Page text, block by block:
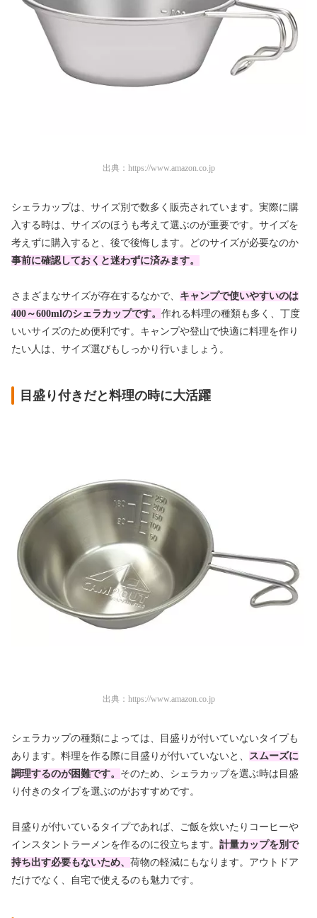
出典： https://www.amazon.co.jp
シェラカップは、サイズ別で数多く販売されています。実際に購
入する時は、サイズのほうも考えて選ぶのが重要です。サイズを
考えずに購入すると、後で後悔します。どのサイズが必要なのか
事前に確認しておくと迷わずに済みます。
さまざまなサイズが存在するなかで、 キャンプで使いやすいのは
400～600mlのシェラカップです。 作れる料理の種類も多く、丁度
いいサイズのため便利です。キャンプや登山で快適に料理を作り
たい人は、サイズ選びもしっかり行いましょう。
目盛り付きだと料理の時に大活躍
出典： https://www.amazon.co.jp
シェラカップの種類によっては、目盛りが付いていないタイプも
あります。料理を作る際に目盛りが付いていないと、
スムーズに
調理するのが困難です。 そのため、シェラカップを選ぶ時は目盛
り付きのタイプを選ぶのがおすすめです。
目盛りが付いているタイプであれば、ご飯を炊いたりコーヒーや
インスタントラーメンを作るのに役立ちます。 計量カップを別で
持ち出す必要もないため、 荷物の軽減にもなります。アウトドア
だけでなく、自宅で使えるのも魅力です。